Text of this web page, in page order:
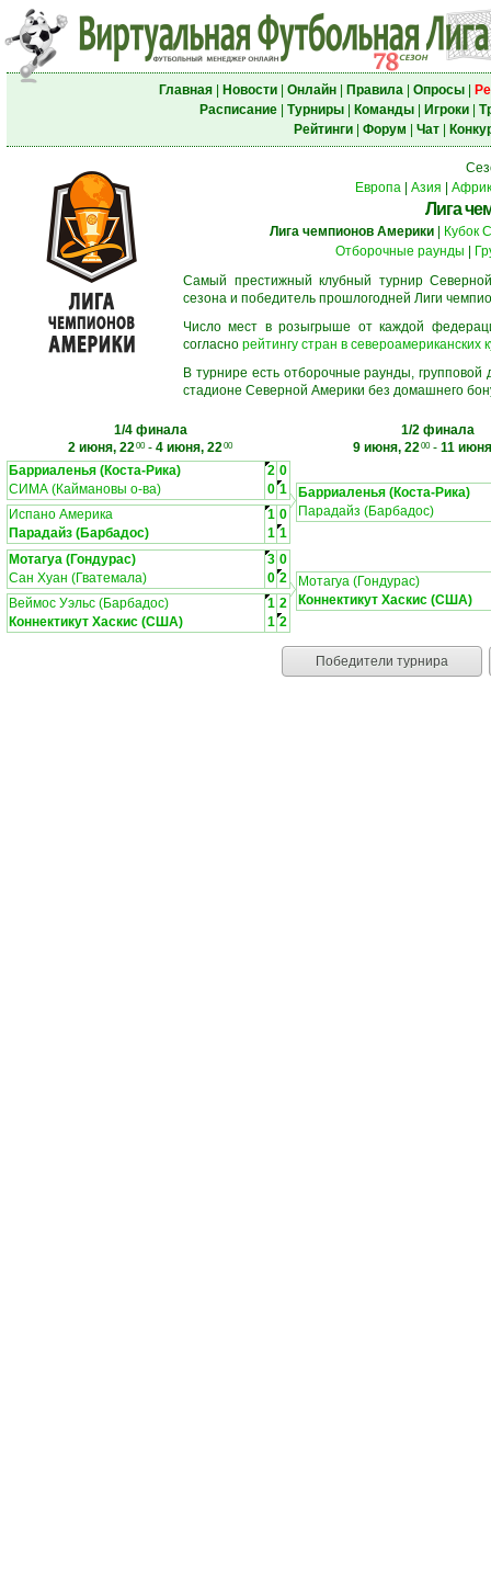
Главная| Новости| Онлайн| Правила| Опросы|
Расписание| Турниры| Команды| Игроки|
Рейтинги| Форум Чат|
Европа| Азия
Лига
Лига чемпионов Америки
Кубок
Отборочные раунды
Самый престижный клубный турнир
сезона и победитель прошлогодней Лиги
Число мест в розыгрыше от каждой
согласно рейтингу стран в североамериканских
В турнире есть отборочные раунды,
стадионе Северной Америки без домашнего
1/4 финала
2 июня, 2200- 4 июня, 2200
1/2 финала
9 июня, 2200- 11
Барриаленья (Коста-Рика)
2 0
СИМА (Каймановы о-ва)
0 1
Испано Америка
1 0
Парадайз (Барбадос)
1 1
Барриаленья (Коста-Рика)
Парадайз (Барбадос)
Мотагуа (Гондурас) 3 0
Сан Хуан (Гватемала)
0 2
Веймос Уэльс (Барбадос)
1 2
Коннектикут Хаскис (США)
1 2
Мотагуа (Гондурас)
Коннектикут Хаскис (США)
Победители турнира